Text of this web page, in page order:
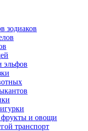
зодиаков
эльфов
фрукты и овощи
транспорт